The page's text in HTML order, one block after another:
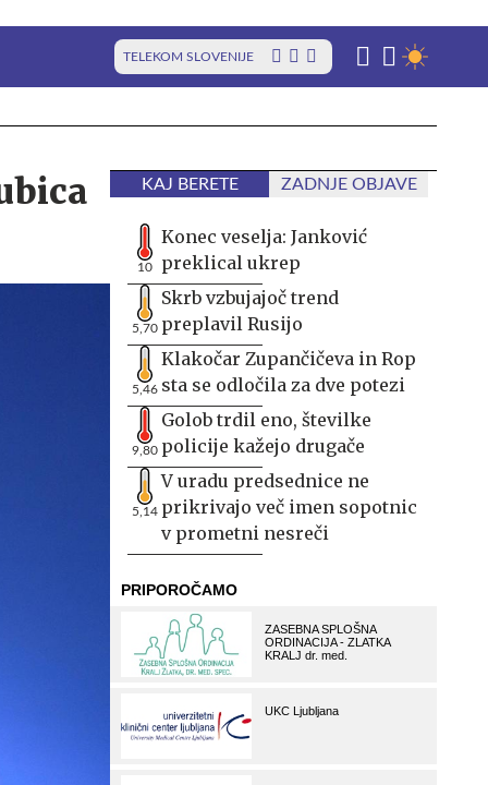
TELEKOM SLOVENIJE
KAJ BERETE ZADNJE OBJAVE
10
Konec veselja: Janković
preklical ukrep
5,70
Skrb vzbujajoč trend
preplavil Rusijo
5,46
Klakočar Zupančičeva in Rop
sta se odločila za dve potezi
9,80
Golob trdil eno, številke
policije kažejo drugače
5,14
V uradu predsednice ne
prikrivajo več imen sopotnic
v prometni nesreči